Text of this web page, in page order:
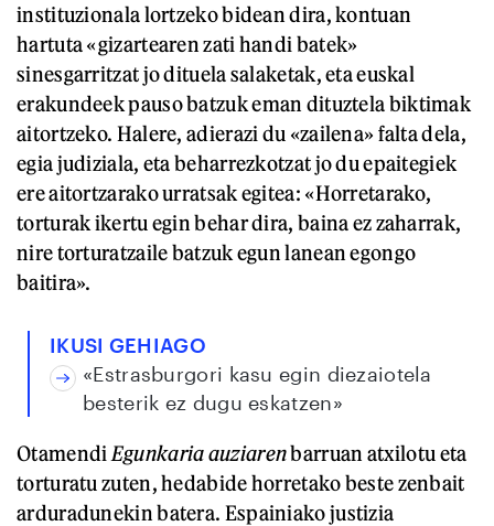
instituzionala lortzeko bidean dira, kontuan
hartuta «gizartearen zati handi batek»
sinesgarritzat jo dituela salaketak, eta euskal
erakundeek pauso batzuk eman dituztela biktimak
aitortzeko. Halere, adierazi du «zailena» falta dela,
egia judiziala, eta beharrezkotzat jo du epaitegiek
ere aitortzarako urratsak egitea: «Horretarako,
torturak ikertu egin behar dira, baina ez zaharrak,
nire torturatzaile batzuk egun lanean egongo
baitira».
IKUSI GEHIAGO
«Estrasburgori kasu egin diezaiotela
besterik ez dugu eskatzen»
Otamendi Egunkaria auziarenbarruan atxilotu eta
torturatu zuten, hedabide horretako beste zenbait
arduradunekin batera. Espainiako justizia